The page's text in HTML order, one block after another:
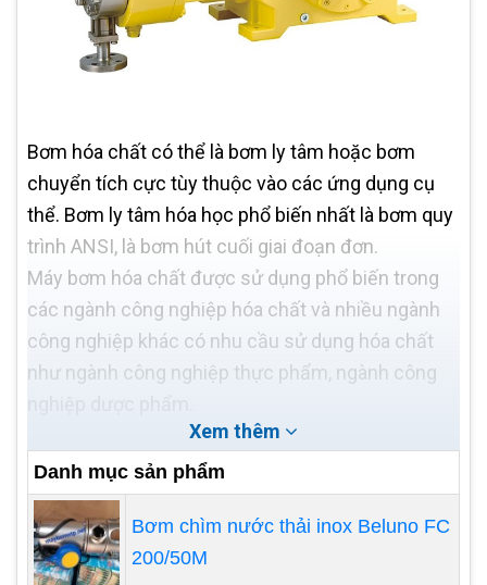
Bơm hóa chất có thể là bơm ly tâm hoặc bơm
chuyển tích cực tùy thuộc vào các ứng dụng cụ
thể. Bơm ly tâm hóa học phổ biến nhất là bơm quy
trình ANSI, là bơm hút cuối giai đoạn đơn.
Máy bơm hóa chất được sử dụng phổ biến trong
các ngành công nghiệp hóa chất và nhiều ngành
công nghiệp khác có nhu cầu sử dụng hóa chất
như ngành công nghiệp thực phẩm, ngành công
Xem thêm
Danh mục sản phẩm
Bơm chìm nước thải inox Beluno FC
200/50M